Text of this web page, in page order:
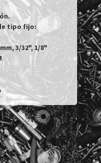
tipo fijo:
3/32", 1/8"